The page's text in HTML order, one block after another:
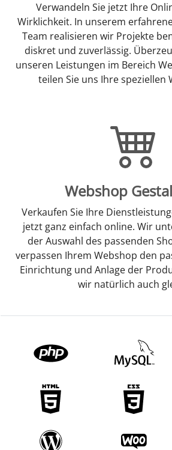
Verwandeln Sie jetzt Ihre
Wirklichkeit. In unserem
Team realisieren wir Projekte
diskret und zuverlässig.
unseren Leistungen im Bereich
teilen Sie uns Ihre speziellen
Webshop
Verkaufen Sie Ihre
jetzt ganz einfach online. Wir
der Auswahl des passenden
verpassen Ihrem Webshop den
Einrichtung und Anlage der
wir natürlich auch